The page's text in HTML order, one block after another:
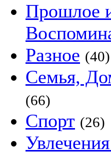
Прошлое
Разное (40)
Семья,
(66)
Спорт (26)